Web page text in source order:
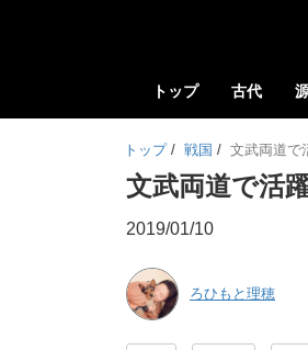
トップ 古代
トップ / 戦国 / 文武両道で
文武両道で活
2019/01/10
ろひもと理穂